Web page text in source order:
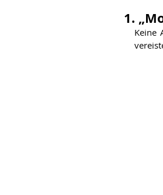
1.
Keine